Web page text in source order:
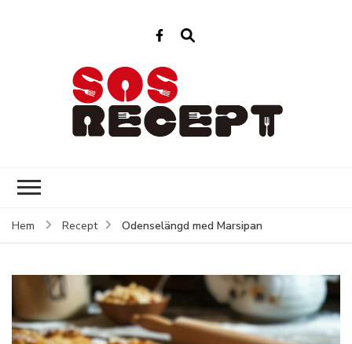
Hem Recept Odenselängd med Marsipan